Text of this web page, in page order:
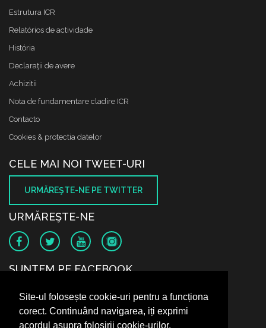
Site-ul folosește cookie-uri pentru a funcționa
corect. Continuând navigarea, iți exprimi
acordul asupra folosirii cookie-urilor.
Estrutura ICR
Relatórios de actividade
História
Declaraţii de avere
Achizitii
Nota de fundamentare cladire ICR
Contacto
Cookies & protectia datelor
CELE MAI NOI TWEET-URI
URMĂREŞTE-NE PE TWITTER
URMĂREŞTE-NE
SUNTEM PE FACEBOOK